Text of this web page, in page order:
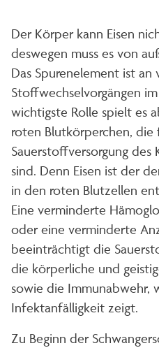
Der Körper kann Eisen
deswegen muss es von
Das Spurenelement ist an
Stoffwechselvorgängen
wichtigste Rolle spielt es
roten Blutkörperchen, die
Sauerstoffversorgung
sind. Denn Eisen ist der
in den roten Blutzellen
Eine verminderte
oder eine verminderte
beeinträchtigt die
die körperliche und
sowie die Immunabwehr,
Infektanfälligkeit zeigt.
Zu Beginn der